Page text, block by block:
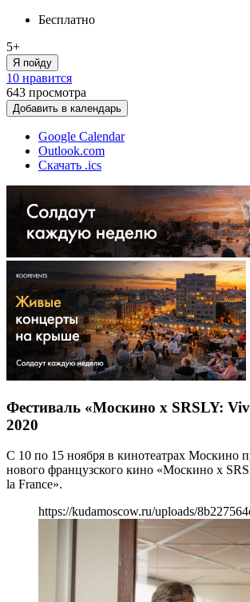
Бесплатно
5+
Я пойду
10 нравится
643 просмотра
Добавить в календарь
Google Calendar
Outlook.com
Скачать .ics
Фестиваль «Москино х SRSLY:
2020
С 10 по 15 ноября в кинотеатрах Москино
нового французского кино «Москино х
la France».
https://kudamoscow.ru/uploads/